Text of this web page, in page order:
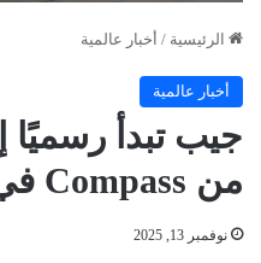
الرئيسية / أخبار عالمية
أخبار عالمية
جيب تبدأ رسميًا
من Compass في مصنع ستيلانتس
نوفمبر 13, 2025